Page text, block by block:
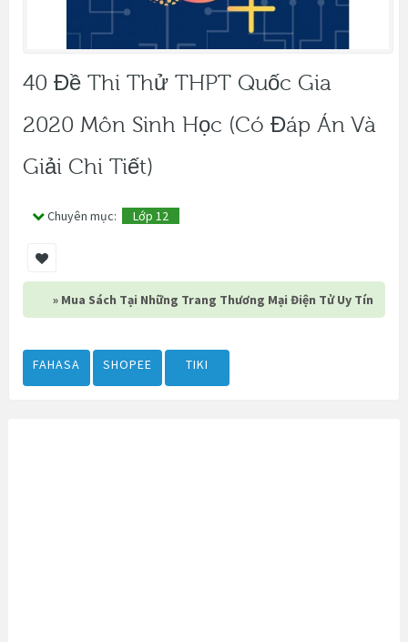
40 Đề Thi Thử THPT Quốc Gia
2020 Môn Sinh Học (Có Đáp Án Và
Giải Chi Tiết)
Chuyên mục: Lớp 12
» Mua Sách Tại Những Trang Thương Mại Điện Tử Uy Tín
FAHASA SHOPEE TIKI